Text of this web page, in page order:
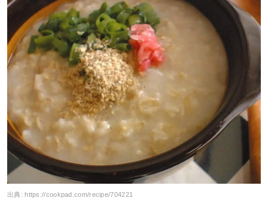
出典:https://cookpad.com/recipe/704221